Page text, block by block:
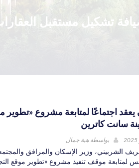
تشكيل مستقبل
يعقد اجتماعًا لمتابعة مشروع «تطوير
سانت كاترين
بواسطة هبة جمال
الشربيني، وزير الإسكان والمرافق
لمتابعة موقف تنفيذ مشروع «تطوير موقع